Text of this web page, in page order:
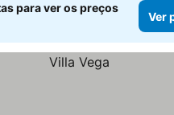
para ver os preços
Ver